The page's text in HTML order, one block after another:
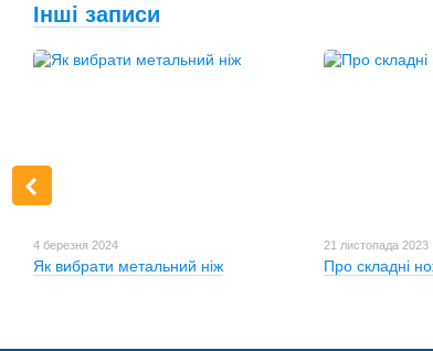
Інші записи
4 березня 2024
Як вибрати метальний ніж
21 листопада 2023
Про складні